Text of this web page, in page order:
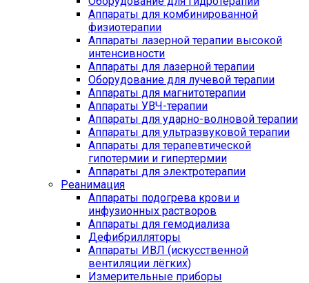
Аппараты для комбинированной
физиотерапии
Аппараты лазерной терапии высокой
интенсивности
Аппараты для лазерной терапии
Оборудование для лучевой терапии
Аппараты для магнитотерапии
Аппараты УВЧ-терапии
Аппараты для ударно-волновой терапии
Аппараты для ультразвуковой терапии
Аппараты для терапевтической
гипотермии и гипертермии
Аппараты для электротерапии
Реанимация
Аппараты подогрева крови и
инфузионных растворов
Аппараты для гемодиализа
Дефибрилляторы
Аппараты ИВЛ (искусственной
вентиляции лёгких)
Измерительные приборы